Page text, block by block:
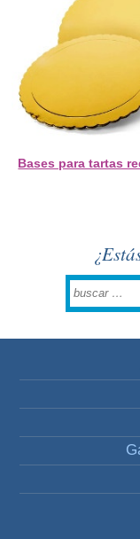
Bases para tartas